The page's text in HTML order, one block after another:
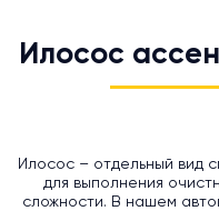
Илосос
Илосос – отдельный вид
для выполнения
сложности. В нашем